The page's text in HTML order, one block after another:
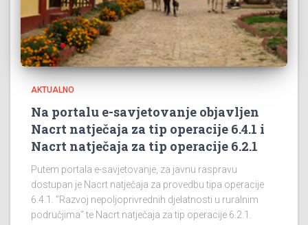
AKTUALNO
Na portalu e-savjetovanje objavljen
Nacrt natječaja za tip operacije 6.4.1 i
Nacrt natječaja za tip operacije 6.2.1
Putem portala e-savjetovanje, za javnu raspravu
dostupan je Nacrt natječaja za provedbu tipa operacije
6.4.1. ”Razvoj nepoljoprivrednih djelatnosti u ruralnim
područjima” te Nacrt natječaja za tip operacije 6.2.1.